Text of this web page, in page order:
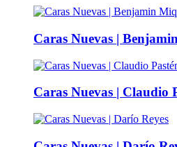
Caras Nuevas |
Caras Nuevas | Claudio